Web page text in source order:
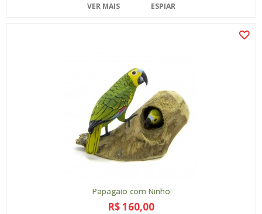
VER MAIS ESPIAR
Papagaio com Ninho
R$ 160,00